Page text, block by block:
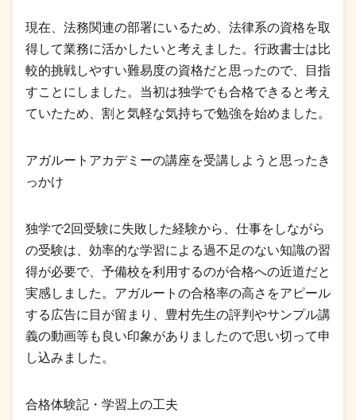
現在、法務関連の部署にいるため、法律系の資格を取
得して業務に活かしたいと考えました。行政書士は比
較的挑戦しやすい難易度の資格だと思ったので、目指
すことにしました。当初は独学でも合格できると考え
ていたため、割と気軽な気持ちで勉強を始めました。
アガルートアカデミーの講座を受講しようと思ったき
っかけ
独学で2回受験に失敗した経験から、仕事をしながら
の受験は、効率的な学習による過不足のない知識の習
得が必要で、予備校を利用するのが合格への近道だと
実感しました。アガルートの合格率の高さをアピール
する広告に目が留まり、豊村先生の評判やサンプル講
義の動画等も良い印象がありましたので思い切って申
し込みました。
合格体験記・学習上の工夫